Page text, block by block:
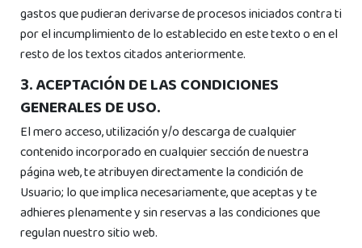
gastos que pudieran derivarse de procesos iniciados contra ti
por el incumplimiento de lo establecido en este texto o en el
resto de los textos citados anteriormente.
3. ACEPTACIÓN DE LAS CONDICIONES
GENERALES DE USO.
El mero acceso, utilización y/o descarga de cualquier
contenido incorporado en cualquier sección de nuestra
página web, te atribuyen directamente la condición de
Usuario; lo que implica necesariamente, que aceptas y te
adhieres plenamente y sin reservas a las condiciones que
regulan nuestro sitio web.